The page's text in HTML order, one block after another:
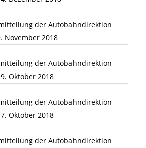
der Autobahndirektion
November 2018
der Autobahndirektion
Oktober 2018
der Autobahndirektion
Oktober 2018
der Autobahndirektion